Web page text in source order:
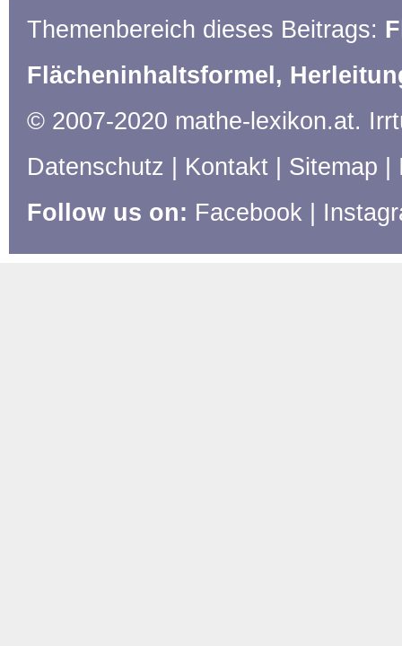
Themenbereich dieses Beitrags:
Flächeninhaltsformel,
© 2007-2020 mathe-lexikon.at.
Datenschutz
Kontakt Sitemap
Follow us on: Facebook